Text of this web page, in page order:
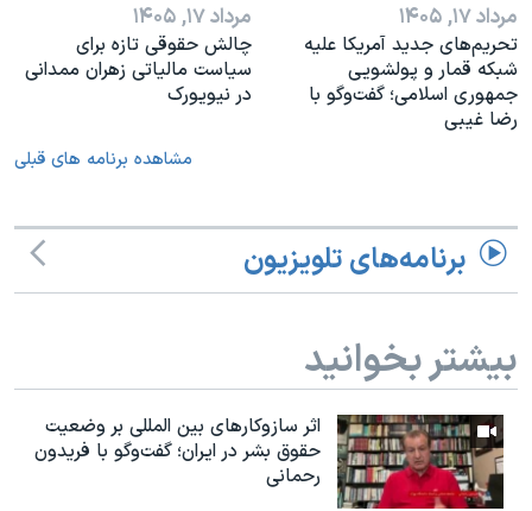
مرداد ۱۷, ۱۴۰۵
تحریم‌های جدید آمریکا علیه
شبکه قمار و پولشویی
جمهوری اسلامی؛ گفت‌وگو با
رضا غیبی
مرداد ۱۷, ۱۴۰۵
چالش حقوقی تازه برای
سیاست مالیاتی زهران ممدانی
در نیویورک
مشاهده برنامه های قبلی
برنامه‌های تلویزیون
بیشتر بخوانید
اثر ساز‌و‌کارهای بین المللی بر وضعیت
حقوق بشر در ایران؛ گفت‌وگو با فریدون
رحمانی